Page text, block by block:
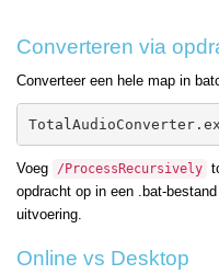
Converteren via
Converteer een hele map in
Voeg /ProcessRecursively
opdracht op in een .bat-
uitvoering.
Online vs Desktop